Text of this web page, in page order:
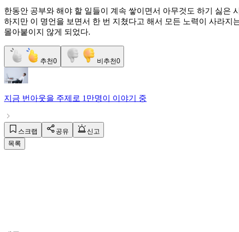
한동안 공부와 해야 할 일들이 계속 쌓이면서 아무것도 하기 싫은
하지만 이 명언을 보면서 한 번 지쳤다고 해서 모든 노력이 사라
몰아붙이지 않게 되었다.
추천0 비추천0
지금 번아웃을 주제로 1만명이 이야기 중
스크랩 공유
신고
목록